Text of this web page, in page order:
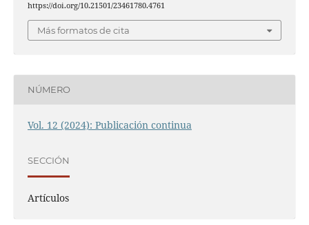
https://doi.org/10.21501/23461780.4761
Más formatos de cita
NÚMERO
Vol. 12 (2024): Publicación continua
SECCIÓN
Artículos